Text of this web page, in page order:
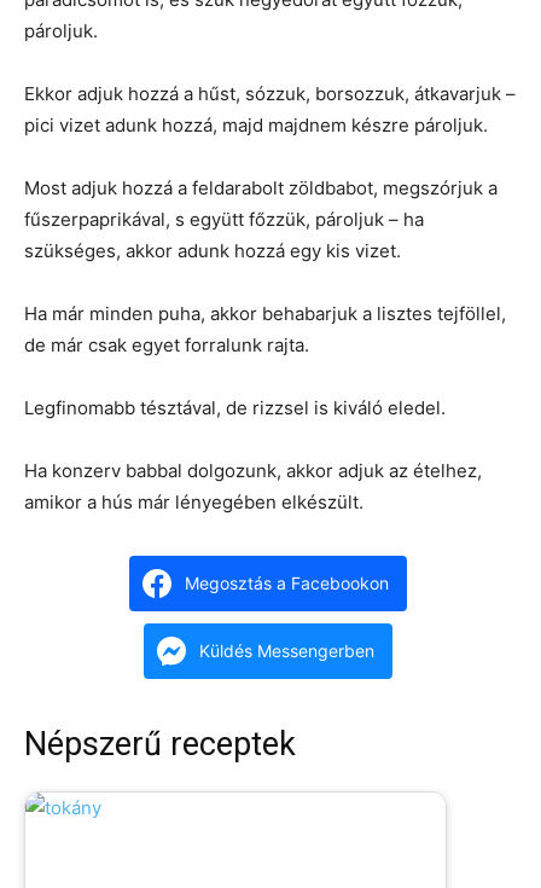
pároljuk.
Ekkor adjuk hozzá a hűst, sózzuk, borsozzuk, átkavarjuk –
pici vizet adunk hozzá, majd majdnem készre pároljuk.
Most adjuk hozzá a feldarabolt zöldbabot, megszórjuk a
fűszerpaprikával, s együtt főzzük, pároljuk – ha
szükséges, akkor adunk hozzá egy kis vizet.
Ha már minden puha, akkor behabarjuk a lisztes tejföllel,
de már csak egyet forralunk rajta.
Legfinomabb tésztával, de rizzsel is kiváló eledel.
Ha konzerv babbal dolgozunk, akkor adjuk az ételhez,
amikor a hús már lényegében elkészült.
Megosztás a Facebookon
Küldés Messengerben
Népszerű receptek